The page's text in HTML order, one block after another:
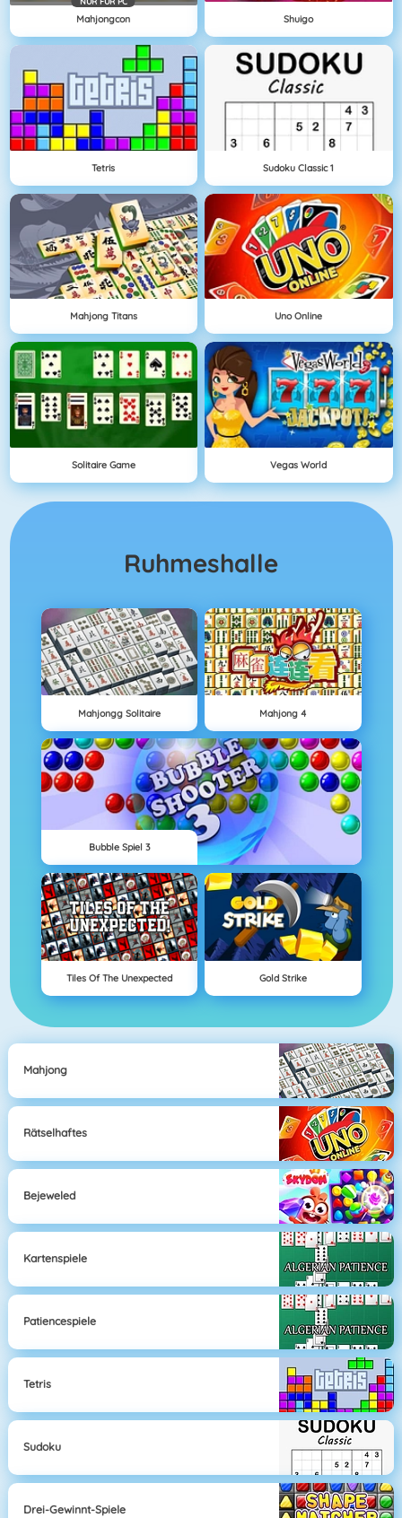
Mahjongcon Shuigo
Tetris Sudoku Classic 1
Mahjong Titans Uno Online
Solitaire Game Vegas World
Ruhmeshalle
Mahjongg Solitaire Mahjong 4
Bubble Spiel 3
Tiles Of The Unexpected Gold Strike
Mahjong
Rätselhaftes
Bejeweled
Kartenspiele
Patiencespiele
Tetris
Sudoku
Drei-Gewinnt-Spiele